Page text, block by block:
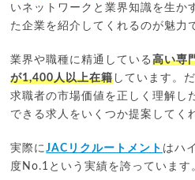
いネットワークと業界知識を生か
た企業を紹介してくれるのが魅力
業界や職種に精通している 高い専
が1,400人以上在籍 しています。
求職者の市場価値を正しく理解し
できる求人をいくつか提案してく
実際にJACリクルートメント はハ
度No.1という実績を誇っていま